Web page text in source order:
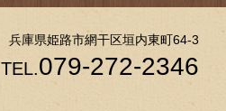
兵庫県姫路市網干区垣内東町64-3
TEL.079-272-2346